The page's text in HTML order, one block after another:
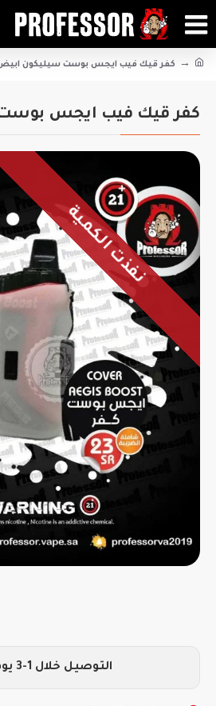
كفر قيك فيب ايجس بوست سيليكون
كفر قيك فيب ايجس
نفذت الكمية
التوصيل خلال 1-3 يوم عمل